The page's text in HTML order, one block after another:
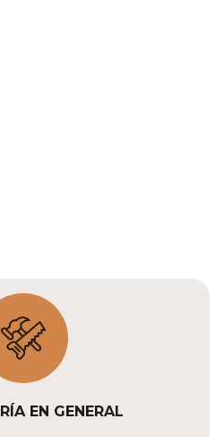
EN GENERAL